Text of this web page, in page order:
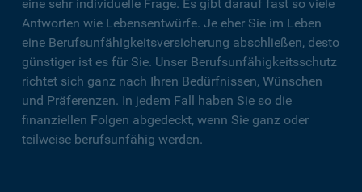
eine sehr individuelle Frage. Es gibt darauf fast so viele
Antworten wie Lebensentwürfe. Je eher Sie im Leben
eine Berufsunfähigkeitsversicherung abschließen, desto
günstiger ist es für Sie. Unser Berufsunfähigkeitsschutz
richtet sich ganz nach Ihren Bedürfnissen, Wünschen
und Präferenzen. In jedem Fall haben Sie so die
finanziellen Folgen abgedeckt, wenn Sie ganz oder
teilweise berufsunfähig werden.